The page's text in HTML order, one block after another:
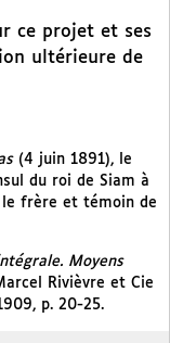
ce projet et ses
ultérieure de
(4 juin 1891), le
du roi de Siam à
le frère et témoin de
Moyens
Rivièvre et Cie
p. 20-25.